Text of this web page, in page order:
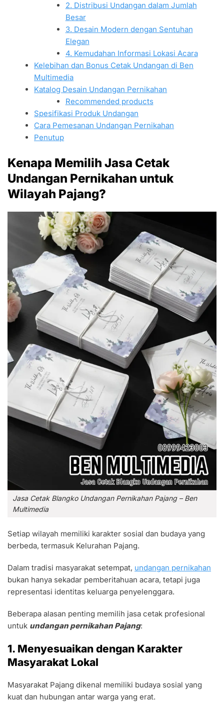
2. Distribusi Undangan dalam Jumlah
Besar
3. Desain Modern dengan Sentuhan
Elegan
4. Kemudahan Informasi Lokasi Acara
Kelebihan dan Bonus Cetak Undangan di Ben
Multimedia
Katalog Desain Undangan Pernikahan
Recommended products
Spesifikasi Produk Undangan
Cara Pemesanan Undangan Pernikahan
Penutup
Kenapa Memilih Jasa Cetak
Undangan Pernikahan untuk
Wilayah Pajang?
Jasa Cetak Blangko Undangan Pernikahan Pajang – Ben
Multimedia
Setiap wilayah memiliki karakter sosial dan budaya yang
berbeda, termasuk Kelurahan Pajang.
Dalam tradisi masyarakat setempat, undangan pernikahan
bukan hanya sekadar pemberitahuan acara, tetapi juga
representasi identitas keluarga penyelenggara.
Beberapa alasan penting memilih jasa cetak profesional
untuk undangan pernikahan Pajang:
1. Menyesuaikan dengan Karakter
Masyarakat Lokal
Masyarakat Pajang dikenal memiliki budaya sosial yang
kuat dan hubungan antar warga yang erat.